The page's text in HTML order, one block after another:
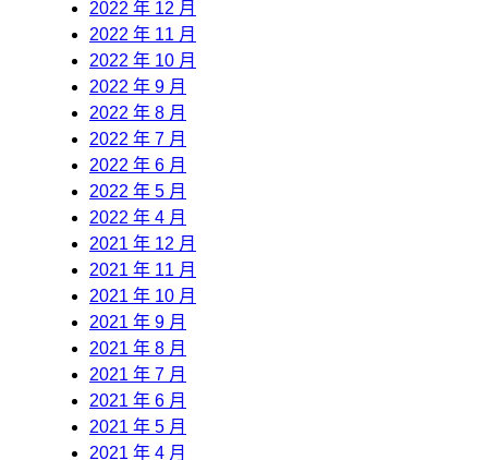
2022 年 12 月
2022 年 11 月
2022 年 10 月
2022 年 9 月
2022 年 8 月
2022 年 7 月
2022 年 6 月
2022 年 5 月
2022 年 4 月
2021 年 12 月
2021 年 11 月
2021 年 10 月
2021 年 9 月
2021 年 8 月
2021 年 7 月
2021 年 6 月
2021 年 5 月
2021 年 4 月